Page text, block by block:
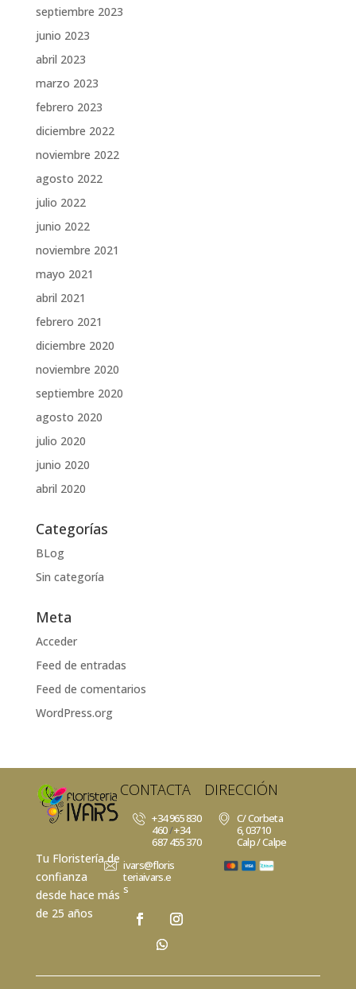
septiembre 2023
junio 2023
abril 2023
marzo 2023
febrero 2023
diciembre 2022
noviembre 2022
agosto 2022
julio 2022
junio 2022
noviembre 2021
mayo 2021
abril 2021
febrero 2021
diciembre 2020
noviembre 2020
septiembre 2020
agosto 2020
julio 2020
junio 2020
abril 2020
Categorías
BLog
Sin categoría
Meta
Acceder
Feed de entradas
Feed de comentarios
WordPress.org
Tu Floristería de
confianza
desde hace más
de 25 años
CONTACTA
+34 965 830
460/+34
687 455 370
ivars@floris
teriaivars.e
s
DIRECCIÓN
C/ Corbeta
6, 03710
Calp / Calpe